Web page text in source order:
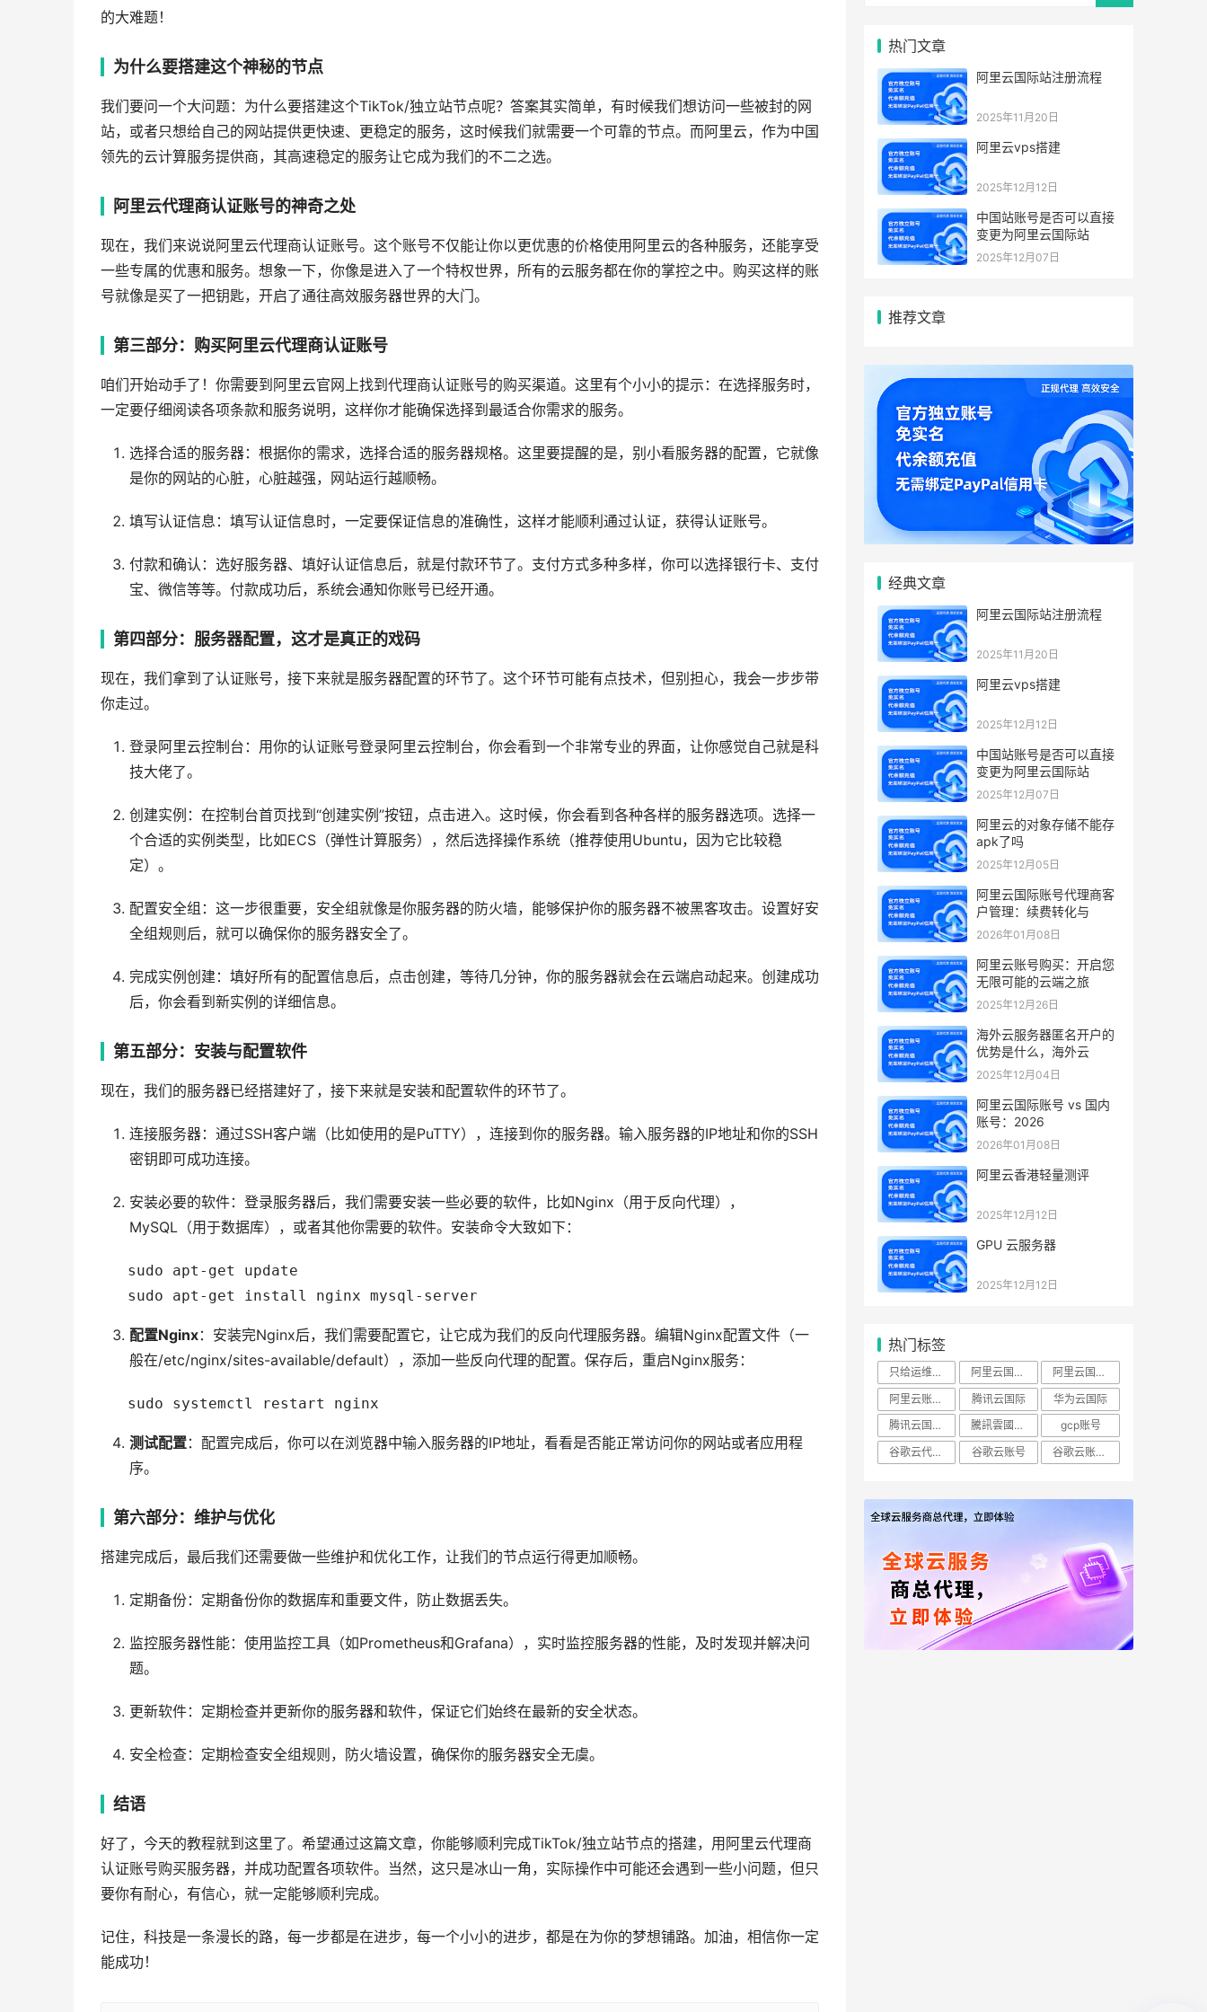
的大难题！
为什么要搭建这个神秘的节点
我们要问一个大问题：为什么要搭建这个TikTok/独立站节点呢？答案其实简单，有时候我们想访问一些被封的网
站，或者只想给自己的网站提供更快速、更稳定的服务，这时候我们就需要一个可靠的节点。而阿里云，作为中国
领先的云计算服务提供商，其高速稳定的服务让它成为我们的不二之选。
阿里云代理商认证账号的神奇之处
现在，我们来说说阿里云代理商认证账号。这个账号不仅能让你以更优惠的价格使用阿里云的各种服务，还能享受
一些专属的优惠和服务。想象一下，你像是进入了一个特权世界，所有的云服务都在你的掌控之中。购买这样的账
号就像是买了一把钥匙，开启了通往高效服务器世界的大门。
第三部分：购买阿里云代理商认证账号
咱们开始动手了！你需要到阿里云官网上找到代理商认证账号的购买渠道。这里有个小小的提示：在选择服务时，
一定要仔细阅读各项条款和服务说明，这样你才能确保选择到最适合你需求的服务。
选择合适的服务器：根据你的需求，选择合适的服务器规格。这里要提醒的是，别小看服务器的配置，它就像
是你的网站的心脏，心脏越强，网站运行越顺畅。
填写认证信息：填写认证信息时，一定要保证信息的准确性，这样才能顺利通过认证，获得认证账号。
付款和确认：选好服务器、填好认证信息后，就是付款环节了。支付方式多种多样，你可以选择银行卡、支付
宝、微信等等。付款成功后，系统会通知你账号已经开通。
第四部分：服务器配置，这才是真正的戏码
现在，我们拿到了认证账号，接下来就是服务器配置的环节了。这个环节可能有点技术，但别担心，我会一步步带
你走过。
登录阿里云控制台：用你的认证账号登录阿里云控制台，你会看到一个非常专业的界面，让你感觉自己就是科
技大佬了。
创建实例：在控制台首页找到“创建实例”按钮，点击进入。这时候，你会看到各种各样的服务器选项。选择一
个合适的实例类型，比如ECS（弹性计算服务），然后选择操作系统（推荐使用Ubuntu，因为它比较稳
定）。
配置安全组：这一步很重要，安全组就像是你服务器的防火墙，能够保护你的服务器不被黑客攻击。设置好安
全组规则后，就可以确保你的服务器安全了。
完成实例创建：填好所有的配置信息后，点击创建，等待几分钟，你的服务器就会在云端启动起来。创建成功
后，你会看到新实例的详细信息。
第五部分：安装与配置软件
现在，我们的服务器已经搭建好了，接下来就是安装和配置软件的环节了。
连接服务器：通过SSH客户端（比如使用的是PuTTY），连接到你的服务器。输入服务器的IP地址和你的SSH
密钥即可成功连接。
安装必要的软件：登录服务器后，我们需要安装一些必要的软件，比如Nginx（用于反向代理），
MySQL（用于数据库），或者其他你需要的软件。安装命令大致如下：
   sudo apt-get update
配置Nginx：安装完Nginx后，我们需要配置它，让它成为我们的反向代理服务器。编辑Nginx配置文件（一
般在/etc/nginx/sites-available/default），添加一些反向代理的配置。保存后，重启Nginx服务：
测试配置：配置完成后，你可以在浏览器中输入服务器的IP地址，看看是否能正常访问你的网站或者应用程
序。
第六部分：维护与优化
搭建完成后，最后我们还需要做一些维护和优化工作，让我们的节点运行得更加顺畅。
定期备份：定期备份你的数据库和重要文件，防止数据丢失。
监控服务器性能：使用监控工具（如Prometheus和Grafana），实时监控服务器的性能，及时发现并解决问
题。
更新软件：定期检查并更新你的服务器和软件，保证它们始终在最新的安全状态。
安全检查：定期检查安全组规则，防火墙设置，确保你的服务器安全无虞。
结语
好了，今天的教程就到这里了。希望通过这篇文章，你能够顺利完成TikTok/独立站节点的搭建，用阿里云代理商
认证账号购买服务器，并成功配置各项软件。当然，这只是冰山一角，实际操作中可能还会遇到一些小问题，但只
要你有耐心，有信心，就一定能够顺利完成。
记住，科技是一条漫长的路，每一步都是在进步，每一个小小的进步，都是在为你的梦想铺路。加油，相信你一定
能成功！
热门文章
阿里云国际站注册流程
2025年11月20日
阿里云vps搭建
2025年12月12日
中国站账号是否可以直接
变更为阿里云国际站
2025年12月07日
推荐文章
经典文章
阿里云国际站注册流程
2025年11月20日
阿里云vps搭建
2025年12月12日
中国站账号是否可以直接
变更为阿里云国际站
2025年12月07日
阿里云的对象存储不能存
apk了吗
2025年12月05日
阿里云国际账号代理商客
户管理：续费转化与
2026年01月08日
阿里云账号购买：开启您
无限可能的云端之旅
2025年12月26日
海外云服务器匿名开户的
优势是什么，海外云
2025年12月04日
阿里云国际账号 vs 国内
账号：2026
2026年01月08日
阿里云香港轻量测评
2025年12月12日
GPU 云服务器
2025年12月12日
热门标签
只给运维开ECS查看权限怎么做？ 阿里云国际账号
阿里云国际站
阿里云账号购买：（RAM）授权
腾讯云国际
华为云国际
腾讯云国际版
騰訊雲國際站
gcp账号
谷歌云代理商
谷歌云账号 谷歌云账号购买